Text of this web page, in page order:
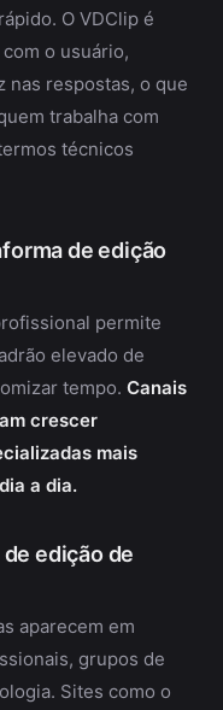
O VDClip é
o usuário,
nas respostas, o que
trabalha com
técnicos
de edição
permite
elevado de
tempo. Canais
crescer
mais
a dia.
edição de
aparecem em
grupos de
Sites como o